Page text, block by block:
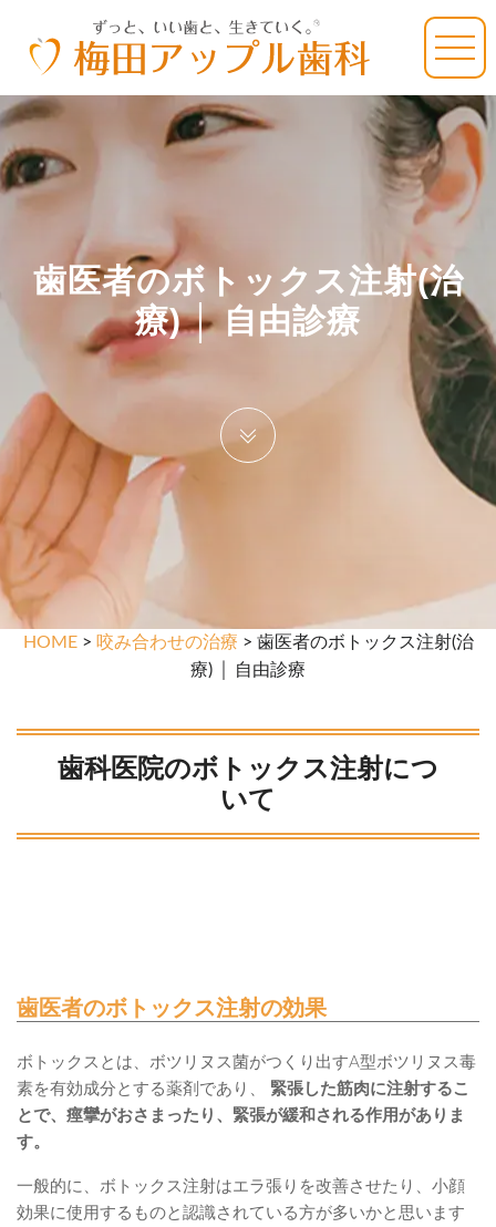
歯医者のボトックス注射(治
療) │ 自由診療
HOME> 咬み合わせの治療 > 歯医者のボトックス注射(治
療) │ 自由診療
歯科医院のボトックス注射につ
いて
歯医者のボトックス注射の効果
ボトックスとは、ボツリヌス菌がつくり出すA型ボツリヌス毒
素を有効成分とする薬剤であり、 緊張した筋肉に注射するこ
とで、痙攣がおさまったり、緊張が緩和される作用がありま
す。
一般的に、ボトックス注射はエラ張りを改善させたり、小顔
効果に使用するものと認識されている方が多いかと思います